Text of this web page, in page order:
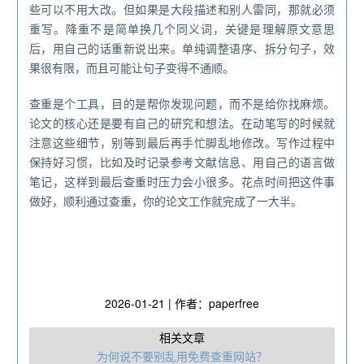
些可以不用大改。但如果是大段描述和别人雷同，那就必须
重写。降重不是简单换几个同义词，关键是理解原文意思
后，用自己的话重新说出来。单纯调整语序、拆分句子，效
果很有限，而且可能让句子变得不通顺。
查重是个工具，目的是帮你发现问题，而不是给你找麻烦。
论文的核心还是要有自己的研究和想法。在动笔写的时候就
注意这些细节，别等到最后再手忙脚乱地修改。写作过程中
保持好习惯，比如及时记录参考文献信息、用自己的语言做
笔记，这样到最后查重时压力会小很多。花点时间把这件事
做好，顺利通过查重，你的论文工作就完成了一大半。
2026-01-21 | 作者：paperfree
相关文章
为何说不要别乱用免费查重网站‌？